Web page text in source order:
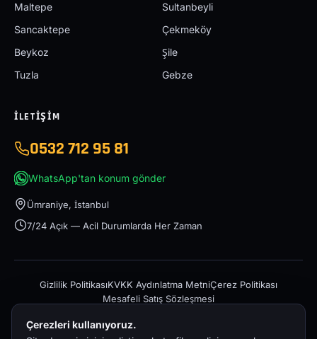
Maltepe
Sultanbeyli
Sancaktepe
Çekmeköy
Beykoz
Şile
Tuzla
Gebze
İLETIŞIM
0532 712 95 81
WhatsApp'tan konum gönder
Ümraniye, İstanbul
7/24 Açık — Acil Durumlarda Her Zaman
Gizlilik PolitikasıKVKK Aydınlatma MetniÇerez Politikası
Mesafeli Satış Sözleşmesi
Çerezleri kullanıyoruz.